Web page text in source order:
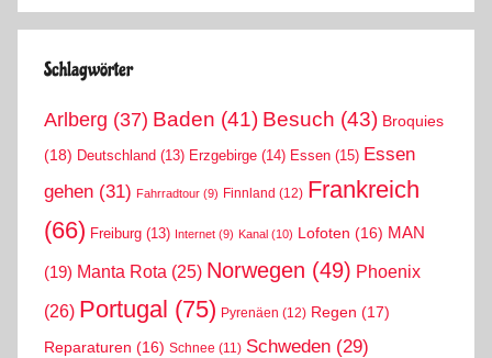
Schlagwörter
Arlberg (37) Baden (41) Besuch (43) Broquies
(18) Deutschland (13) Erzgebirge (14) Essen (15) Essen
gehen (31) Fahrradtour (9) Finnland (12) Frankreich
(66) Freiburg (13) Internet (9) Kanal (10) Lofoten (16) MAN
(19) Manta Rota (25) Norwegen (49) Phoenix
(26) Portugal (75) Pyrenäen (12) Regen (17)
Reparaturen (16) Schnee (11) Schweden (29)